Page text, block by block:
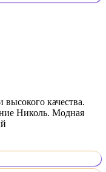
качества.
Николь. Модная